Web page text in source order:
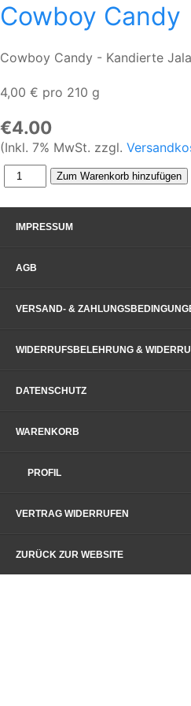
Cowboy Candy
Cowboy Candy - Kandierte
4,00 € pro 210 g
€4.00
(Inkl. 7% MwSt. zzgl.
IMPRESSUM
AGB
VERSAND- &
WIDERRUFSBELEHRUNG &
DATENSCHUTZ
WARENKORB
PROFIL
VERTRAG WIDERRUFEN
ZURÜCK ZUR WEBSITE